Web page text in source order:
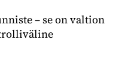
– se on valtion